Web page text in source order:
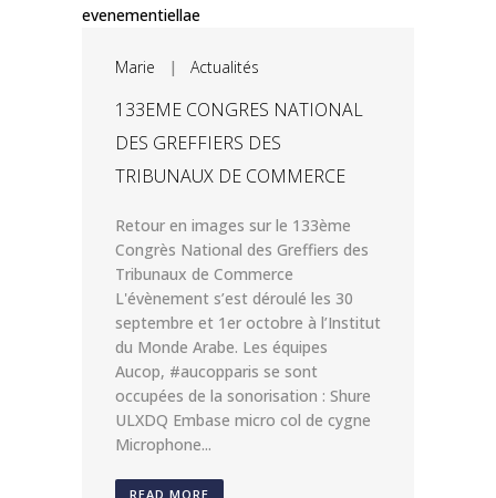
Marie | Actualités
133EME CONGRES NATIONAL
DES GREFFIERS DES
TRIBUNAUX DE COMMERCE
Retour en images sur le 133ème
Congrès National des Greffiers des
Tribunaux de Commerce
L'évènement s’est déroulé les 30
septembre et 1er octobre à l’Institut
du Monde Arabe. Les équipes
Aucop, #aucopparis se sont
occupées de la sonorisation : Shure
ULXDQ Embase micro col de cygne
Microphone...
READ MORE